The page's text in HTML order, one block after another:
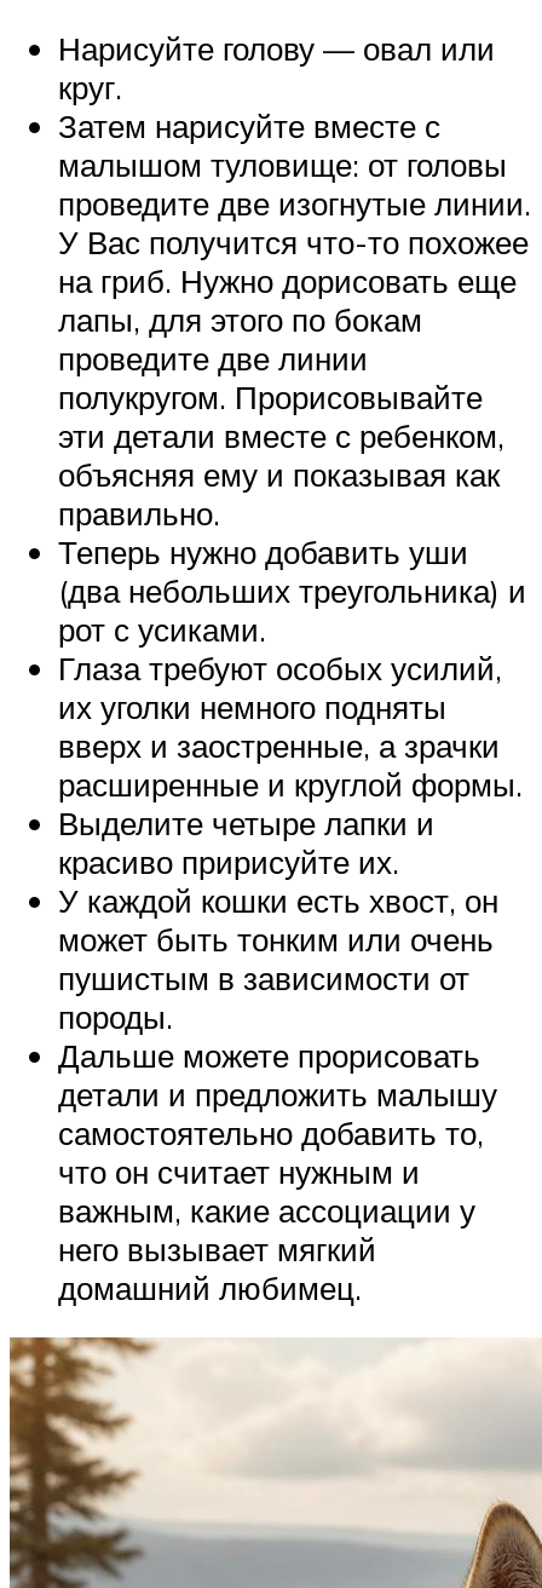
Нарисуйте голову — овал или
круг.
Затем нарисуйте вместе с
малышом туловище: от головы
проведите две изогнутые линии.
У Вас получится что-то похожее
на гриб. Нужно дорисовать еще
лапы, для этого по бокам
проведите две линии
полукругом. Прорисовывайте
эти детали вместе с ребенком,
объясняя ему и показывая как
правильно.
Теперь нужно добавить уши
(два небольших треугольника) и
рот с усиками.
Глаза требуют особых усилий,
их уголки немного подняты
вверх и заостренные, а зрачки
расширенные и круглой формы.
Выделите четыре лапки и
красиво пририсуйте их.
У каждой кошки есть хвост, он
может быть тонким или очень
пушистым в зависимости от
породы.
Дальше можете прорисовать
детали и предложить малышу
самостоятельно добавить то,
что он считает нужным и
важным, какие ассоциации у
него вызывает мягкий
домашний любимец.